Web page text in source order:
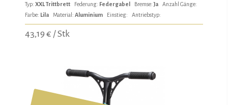
Typ: XXL Trittbrett Federung: Federgabel Bremse:Ja
Anzahl Gänge:
Farbe: Lila Material: Aluminium Einstieg: Antriebstyp:
43,19 € / Stk